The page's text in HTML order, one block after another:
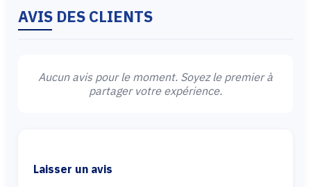
AVIS DES CLIENTS
Aucun avis pour le moment. Soyez le premier à
partager votre expérience.
Laisser un avis